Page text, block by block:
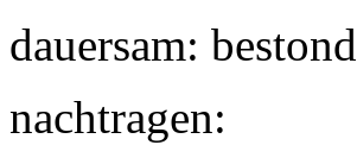
dauersam:
nachtragen: